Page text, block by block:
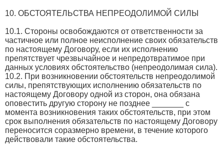
10. ОБСТОЯТЕЛЬСТВА НЕПРЕОДОЛИМОЙ СИЛЫ
10.1. Стороны освобождаются от ответственности за
частичное или полное неисполнение своих обязательств
по настоящему Договору, если их исполнению
препятствует чрезвычайное и непредотвратимое при
данных условиях обстоятельство (непреодолимая сила).
10.2. При возникновении обстоятельств непреодолимой
силы, препятствующих исполнению обязательств по
настоящему Договору одной из сторон, она обязана
оповестить другую сторону не позднее _______ с
момента возникновения таких обстоятельств, при этом
срок выполнения обязательств по настоящему Договору
переносится соразмерно времени, в течение которого
действовали такие обстоятельства.